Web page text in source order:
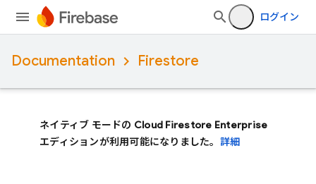
ログイン
Documentation Firestore
ネイティブ モードの Cloud Firestore Enterprise
エディションが利用可能になりました。 詳細